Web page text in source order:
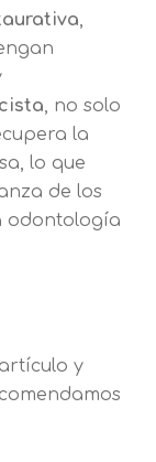
,
, no solo
la
lo que
de los
odontología
y